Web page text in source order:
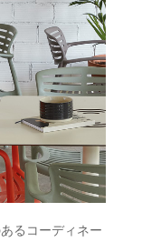
るコーディネー